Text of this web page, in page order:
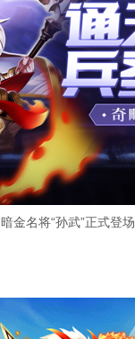
暗金名将“孙武”正式登场